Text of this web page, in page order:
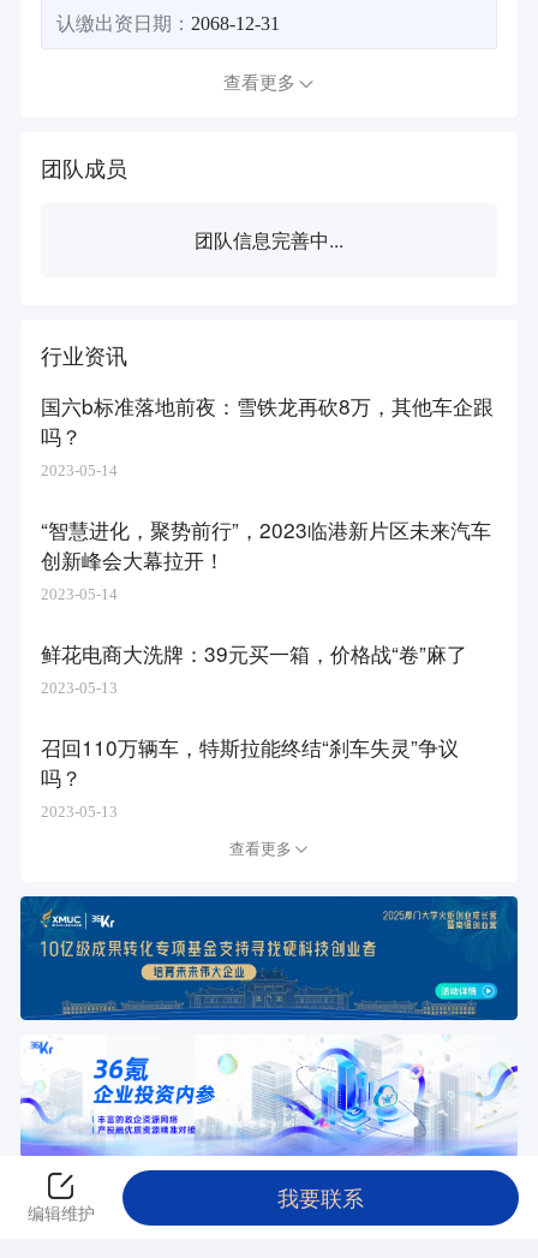
认缴出资日期： 2068-12-31
查看更多
团队成员
团队信息完善中...
行业资讯
国六b标准落地前夜：雪铁龙再砍8万，其他车企跟
吗？
2023-05-14
“智慧进化，聚势前行”，2023临港新片区未来汽车
创新峰会大幕拉开！
2023-05-14
鲜花电商大洗牌：39元买一箱，价格战“卷”麻了
2023-05-13
召回110万辆车，特斯拉能终结“刹车失灵”争议
吗？
2023-05-13
查看更多
返回创投平台
编辑维护
我要联系